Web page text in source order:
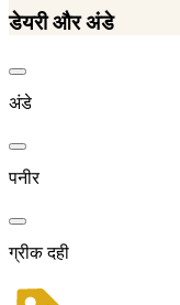
डेयरी और अंडे
अंडे
पनीर
ग्रीक दही